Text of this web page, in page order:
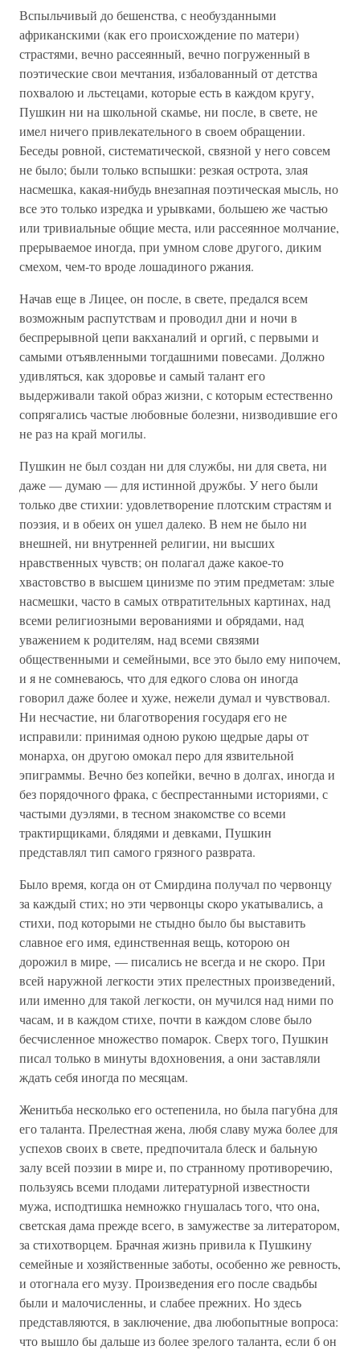
Вспыльчивый до бешенства, с необузданными
африканскими (как его происхождение по матери)
страстями, вечно рассеянный, вечно погруженный в
поэтические свои мечтания, избалованный от детства
похвалою и льстецами, которые есть в каждом кругу,
Пушкин ни на школьной скамье, ни после, в свете, не
имел ничего привлекательного в своем обращении.
Беседы ровной, систематической, связной у него совсем
не было; были только вспышки: резкая острота, злая
насмешка, какая-нибудь внезапная поэтическая мысль, но
все это только изредка и урывками, большею же частью
или тривиальные общие места, или рассеянное молчание,
прерываемое иногда, при умном слове другого, диким
смехом, чем-то вроде лошадиного ржания.
Начав еще в Лицее, он после, в свете, предался всем
возможным распутствам и проводил дни и ночи в
беспрерывной цепи вакханалий и оргий, с первыми и
самыми отъявленными тогдашними повесами. Должно
удивляться, как здоровье и самый талант его
выдерживали такой образ жизни, с которым естественно
сопрягались частые любовные болезни, низводившие его
не раз на край могилы.
Пушкин не был создан ни для службы, ни для света, ни
даже — думаю — для истинной дружбы. У него были
только две стихии: удовлетворение плотским страстям и
поэзия, и в обеих он ушел далеко. В нем не было ни
внешней, ни внутренней религии, ни высших
нравственных чувств; он полагал даже какое-то
хвастовство в высшем цинизме по этим предметам: злые
насмешки, часто в самых отвратительных картинах, над
всеми религиозными верованиями и обрядами, над
уважением к родителям, над всеми связями
общественными и семейными, все это было ему нипочем,
и я не сомневаюсь, что для едкого слова он иногда
говорил даже более и хуже, нежели думал и чувствовал.
Ни несчастие, ни благотворения государя его не
исправили: принимая одною рукою щедрые дары от
монарха, он другою омокал перо для язвительной
эпиграммы. Вечно без копейки, вечно в долгах, иногда и
без порядочного фрака, с беспрестанными историями, с
частыми дуэлями, в тесном знакомстве со всеми
трактирщиками, блядями и девками, Пушкин
представлял тип самого грязного разврата.
Было время, когда он от Смирдина получал по червонцу
за каждый стих; но эти червонцы скоро укатывались, а
стихи, под которыми не стыдно было бы выставить
славное его имя, единственная вещь, которою он
дорожил в мире, — писались не всегда и не скоро. При
всей наружной легкости этих прелестных произведений,
или именно для такой легкости, он мучился над ними по
часам, и в каждом стихе, почти в каждом слове было
бесчисленное множество помарок. Сверх того, Пушкин
писал только в минуты вдохновения, а они заставляли
ждать себя иногда по месяцам.
Женитьба несколько его остепенила, но была пагубна для
его таланта. Прелестная жена, любя славу мужа более для
успехов своих в свете, предпочитала блеск и бальную
залу всей поэзии в мире и, по странному противоречию,
пользуясь всеми плодами литературной известности
мужа, исподтишка немножко гнушалась того, что она,
светская дама прежде всего, в замужестве за литератором,
за стихотворцем. Брачная жизнь привила к Пушкину
семейные и хозяйственные заботы, особенно же ревность,
и отогнала его музу. Произведения его после свадьбы
были и малочисленны, и слабее прежних. Но здесь
представляются, в заключение, два любопытные вопроса:
что вышло бы дальше из более зрелого таланта, если б он